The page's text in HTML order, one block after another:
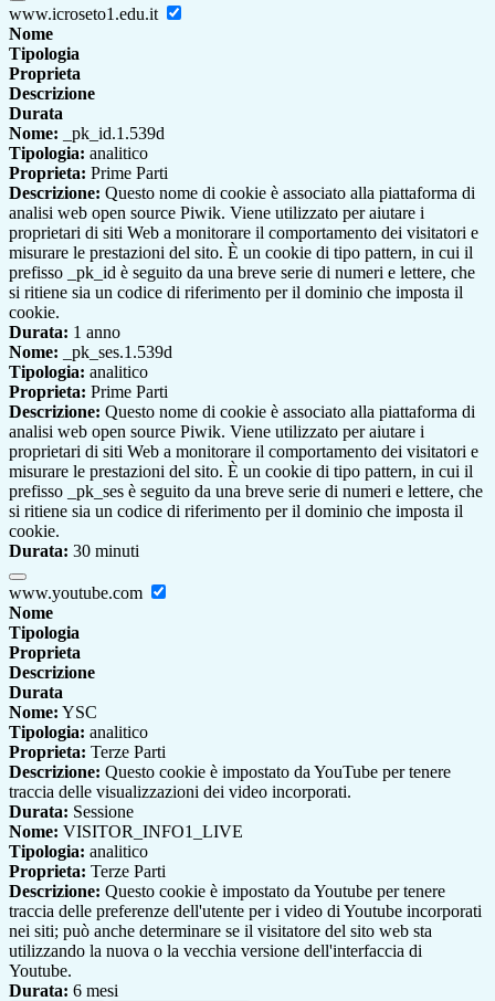
www.icroseto1.edu.it
Nome
Tipologia
Proprieta
Descrizione
Durata
Nome: _pk_id.1.539d
Tipologia: analitico
Proprieta: Prime Parti
Descrizione: Questo nome di cookie è associato alla piattaforma di
analisi web open source Piwik. Viene utilizzato per aiutare i
proprietari di siti Web a monitorare il comportamento dei visitatori e
misurare le prestazioni del sito. È un cookie di tipo pattern, in cui il
prefisso _pk_id è seguito da una breve serie di numeri e lettere, che
si ritiene sia un codice di riferimento per il dominio che imposta il
cookie.
Durata: 1 anno
Nome: _pk_ses.1.539d
Tipologia: analitico
Proprieta: Prime Parti
Descrizione: Questo nome di cookie è associato alla piattaforma di
analisi web open source Piwik. Viene utilizzato per aiutare i
proprietari di siti Web a monitorare il comportamento dei visitatori e
misurare le prestazioni del sito. È un cookie di tipo pattern, in cui il
prefisso _pk_ses è seguito da una breve serie di numeri e lettere, che
si ritiene sia un codice di riferimento per il dominio che imposta il
cookie.
Durata: 30 minuti
www.youtube.com
Nome
Tipologia
Proprieta
Descrizione
Durata
Nome: YSC
Tipologia: analitico
Proprieta: Terze Parti
Descrizione: Questo cookie è impostato da YouTube per tenere
traccia delle visualizzazioni dei video incorporati.
Durata: Sessione
Nome: VISITOR_INFO1_LIVE
Tipologia: analitico
Proprieta: Terze Parti
Descrizione: Questo cookie è impostato da Youtube per tenere
traccia delle preferenze dell'utente per i video di Youtube incorporati
nei siti; può anche determinare se il visitatore del sito web sta
utilizzando la nuova o la vecchia versione dell'interfaccia di
Youtube.
Durata: 6 mesi